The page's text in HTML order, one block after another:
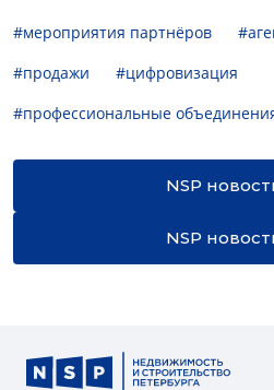
#мероприятия партнёров
#продажи
#цифровизация
#профессиональные
NSP
NSP